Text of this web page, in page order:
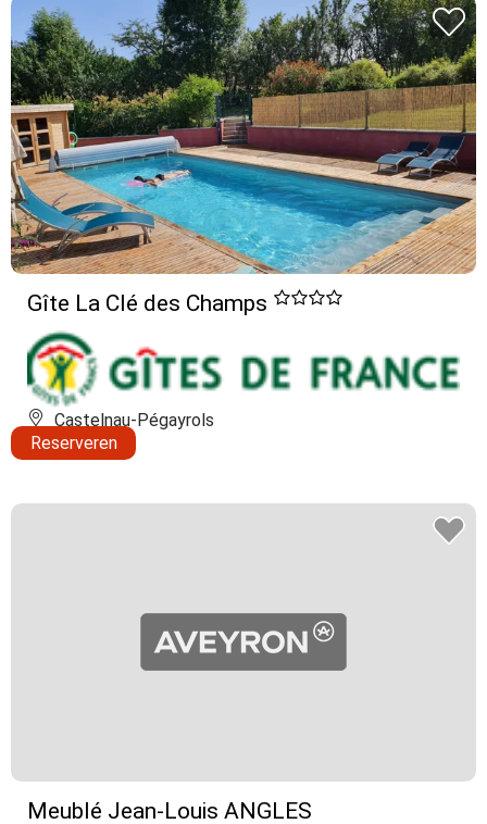
Gîte La Clé des Champs
Castelnau-Pégayrols
Reserveren
Meublé Jean-Louis ANGLES